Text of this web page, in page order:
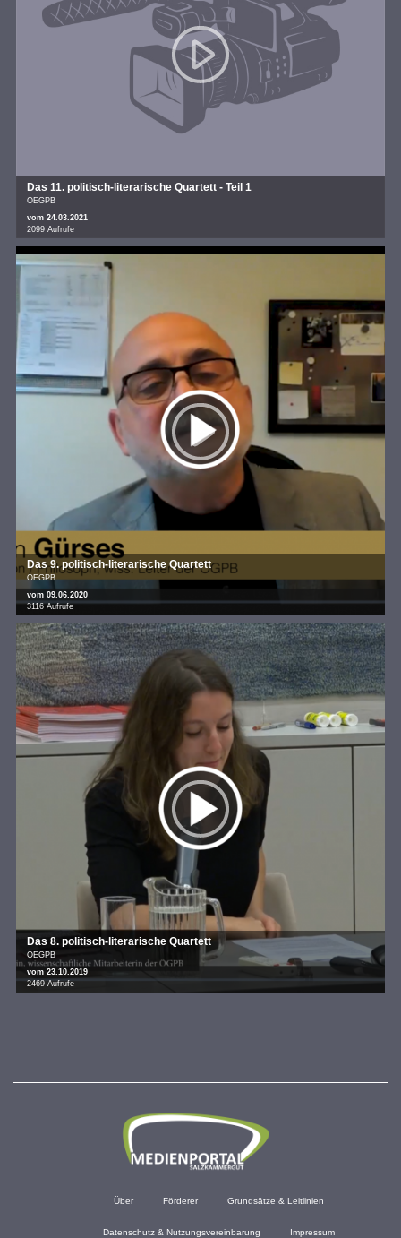
Das 11. politisch-literarische Quartett - Teil 1
OEGPB
vom 24.03.2021
2099 Aufrufe
Das 9. politisch-literarische Quartett
OEGPB
vom 09.06.2020
3116 Aufrufe
Das 8. politisch-literarische Quartett
OEGPB
vom 23.10.2019
2469 Aufrufe
Über Förderer Grundsätze & Leitlinien
Datenschutz & Nutzungsvereinbarung Impressum